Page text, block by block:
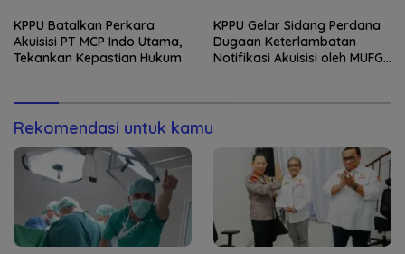
KPPU Batalkan Perkara
Akuisisi PT MCP Indo Utama,
Tekankan Kepastian Hukum
KPPU Gelar Sidang Perdana
Dugaan Keterlambatan
Notifikasi Akuisisi oleh MUFG
Rekomendasi untuk kamu